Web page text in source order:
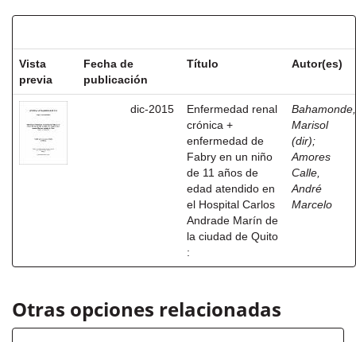
Vista
previa
Fecha de
publicación
Título Autor(es)
dic-2015
Enfermedad renal
crónica +
enfermedad de
Fabry en un niño
de 11 años de
edad atendido en
el Hospital Carlos
Andrade Marín de
la ciudad de Quito
:
Bahamonde,
Marisol
(dir);
Amores
Calle,
André
Marcelo
Otras opciones relacionadas